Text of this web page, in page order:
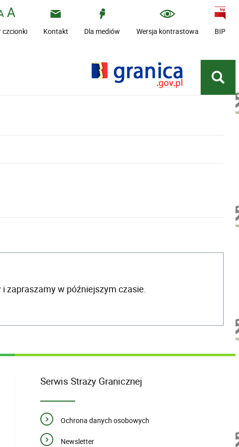
czcionki Kontakt Dla mediów Wersja kontrastowa BIP
zapraszamy w późniejszym czasie.
Serwis Straży Granicznej
Ochrona danych osobowych
Newsletter